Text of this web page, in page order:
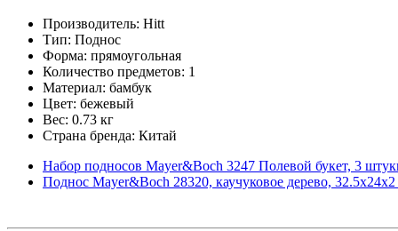
Производитель: Hitt
Тип: Поднос
Форма: прямоугольная
Количество предметов: 1
Материал: бамбук
Цвет: бежевый
Вес: 0.73 кг
Страна бренда: Китай
Набор подносов Mayer&Boch 3247 Полевой букет, 3
Поднос Mayer&Boch 28320, каучуковое дерево,